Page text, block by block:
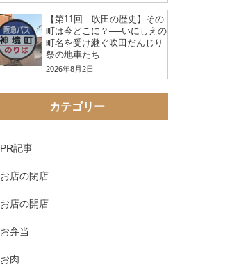
【第11回 吹田の歴史】その
町は今どこに？──いにしえの
町名を受け継ぐ吹田だんじり
祭の地車たち
2026年8月2日
カテゴリー
PR記事
お店の閉店
お店の開店
お弁当
お肉